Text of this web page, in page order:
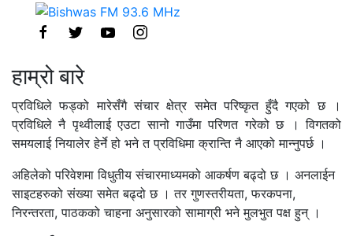
हाम्रो बारे
प्रविधिले फड्को मारेसँगै संचार क्षेत्र समेत परिष्कृत हुँदै गएको छ ।
प्रविधिले नै पृथ्वीलाई एउटा सानो गाउँमा परिणत गरेको छ । विगतको
समयलाई नियालेर हेर्ने हो भने त प्रविधिमा क्रान्ति नै आएको मान्नुपर्छ ।
अहिलेको परिवेशमा विधुतीय संचारमाध्यमको आकर्षण बढ्दो छ । अनलाईन
साइटहरुको संख्या समेत बढ्दो छ । तर गुणस्तरीयता, फरकपना,
निरन्तरता, पाठकको चाहना अनुसारको सामाग्री भने मुलभुत पक्ष हुन् ।